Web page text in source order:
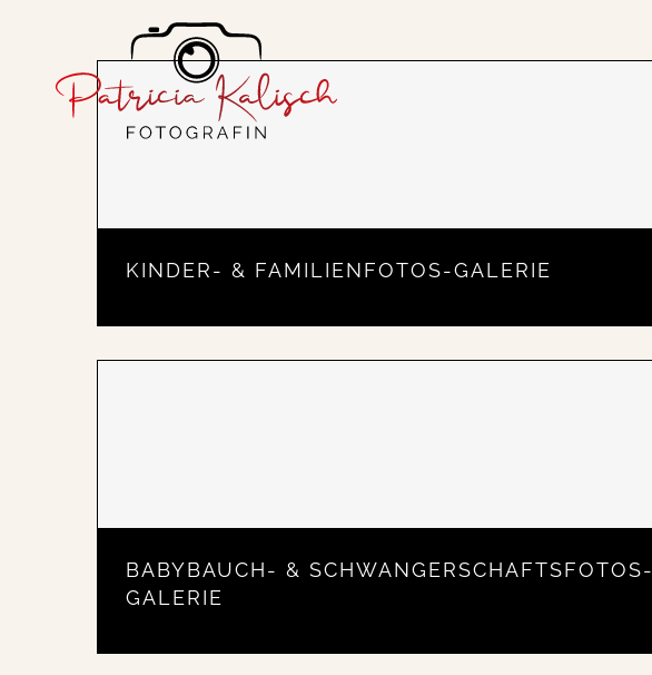
springen
KINDER- & FAMILIENFOTOS-GALERIE
BABYBAUCH- & SCHWANGERSCHAFTSFOTOS-
GALERIE